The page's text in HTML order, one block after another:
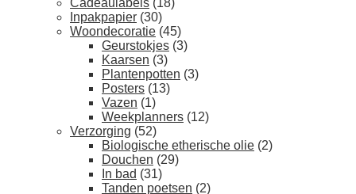
Cadeaulabels (18)
Inpakpapier (30)
Woondecoratie (45)
Geurstokjes (3)
Kaarsen (3)
Plantenpotten (3)
Posters (13)
Vazen (1)
Weekplanners (12)
Verzorging (52)
Biologische etherische olie (2)
Douchen (29)
In bad (31)
Tanden poetsen (2)